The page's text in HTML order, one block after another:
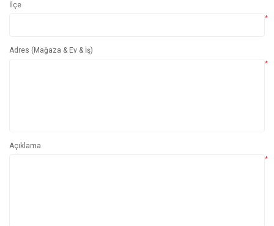
İlçe
*
Adres (Mağaza & Ev & İş)
*
Açıklama
*